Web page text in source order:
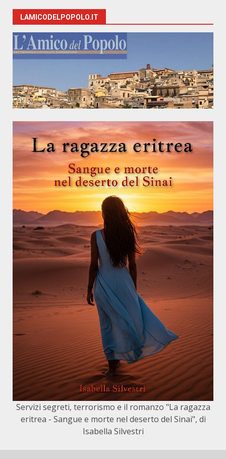
LAMICODELPOPOLO.IT
Servizi segreti, terrorismo e il romanzo "La ragazza
eritrea - Sangue e morte nel deserto del Sinai", di
Isabella Silvestri